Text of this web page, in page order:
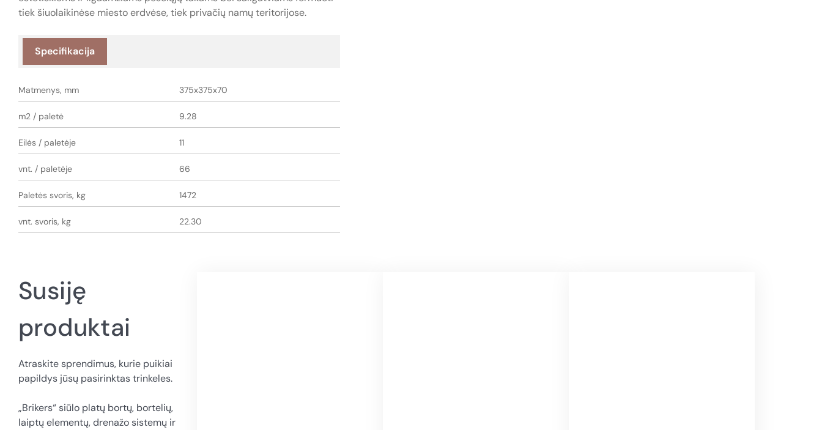
tiek šiuolaikinėse miesto erdvėse, tiek privačių namų teritorijose.
Specifikacija
Matmenys, mm 375x375x70
m2 / paletė 9.28
Eilės / paletėje 11
vnt. / paletėje 66
Paletės svoris, kg 1472
vnt. svoris, kg 22.30
Susiję
produktai
Atraskite sprendimus, kurie puikiai
papildys jūsų pasirinktas trinkeles.
„Brikers“ siūlo platų bortų, bortelių,
laiptų elementų, drenažo sistemų ir